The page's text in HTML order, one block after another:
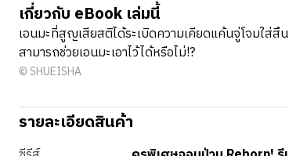
เกี่ยวกับ eBook เล่มนี้
เอนมะที่สูญเสียสติได้ระเบิดความเคียดแค้นจู่โจมใส่สึ
สามารถช่วยเอนมะเอาไว้ได้หรือไม่!?
© SHUEISHA
รายละเอียดสินค้า